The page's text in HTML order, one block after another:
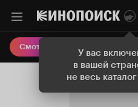
У вас
в вашей
не весь
Смотреть кино